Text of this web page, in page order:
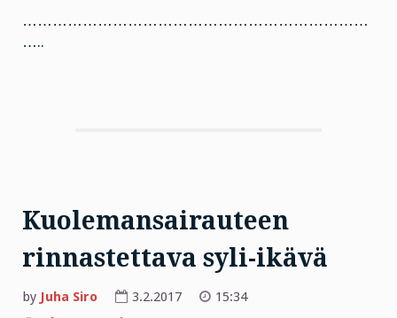
……………………………………………………………
…..
Kuolemansairauteen
rinnastettava syli-ikävä
by Juha Siro 3.2.2017
15:34